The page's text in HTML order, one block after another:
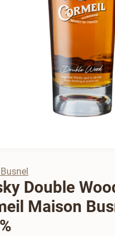
Double
Maison